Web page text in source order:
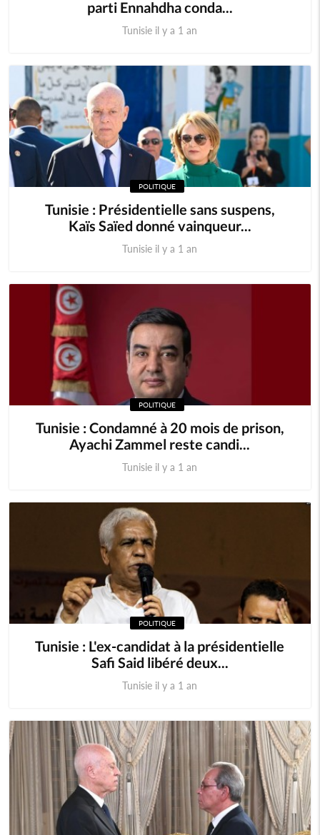
parti Ennahdha conda...
Tunisie il y a 1 an
POLITIQUE
Tunisie : Présidentielle sans suspens,
Kaïs Saïed donné vainqueur...
Tunisie il y a 1 an
POLITIQUE
Tunisie : Condamné à 20 mois de prison,
Ayachi Zammel reste candi...
Tunisie il y a 1 an
POLITIQUE
Tunisie : L'ex-candidat à la présidentielle
Safi Said libéré deux...
Tunisie il y a 1 an